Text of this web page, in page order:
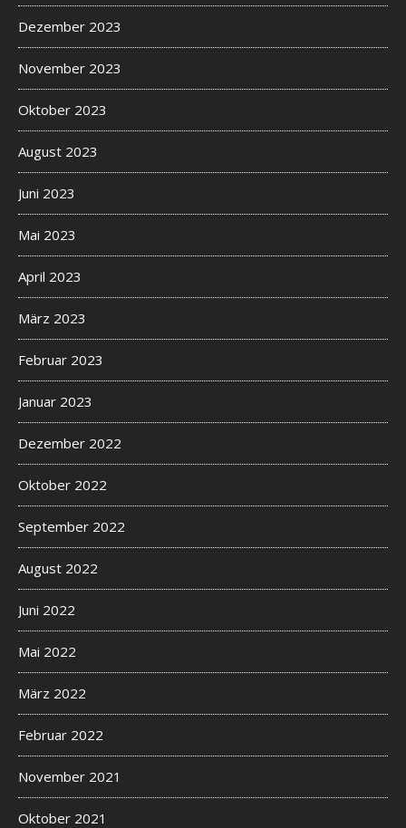
Dezember 2023
November 2023
Oktober 2023
August 2023
Juni 2023
Mai 2023
April 2023
März 2023
Februar 2023
Januar 2023
Dezember 2022
Oktober 2022
September 2022
August 2022
Juni 2022
Mai 2022
März 2022
Februar 2022
November 2021
Oktober 2021